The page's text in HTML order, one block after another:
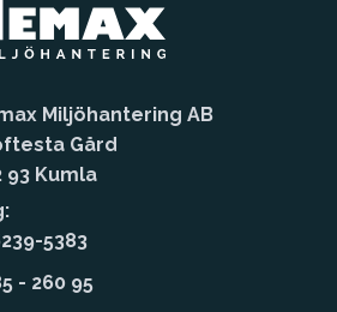
Miljöhantering AB
Gård
93 Kumla
5383
- 260 95